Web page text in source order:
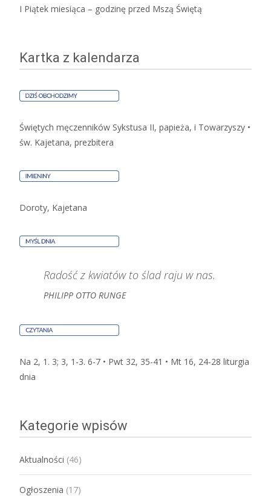
I Piątek miesiąca – godzinę przed Mszą Świętą
Kartka z kalendarza
Świętych męczenników Sykstusa II, papieża, i Towarzyszy •
św. Kajetana, prezbitera
Doroty, Kajetana
Radość z kwiatów to ślad raju w nas.
PHILIPP OTTO RUNGE
Na 2, 1. 3; 3, 1-3. 6-7 • Pwt 32, 35-41 • Mt 16, 24-28 liturgia
dnia
Kategorie wpisów
Aktualności (46)
Ogłoszenia (17)